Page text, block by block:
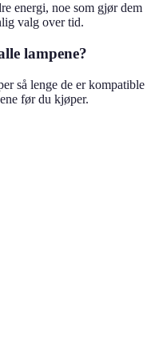
energi, noe som gjør dem
valg over tid.
lampene?
så lenge de er kompatible
før du kjøper.